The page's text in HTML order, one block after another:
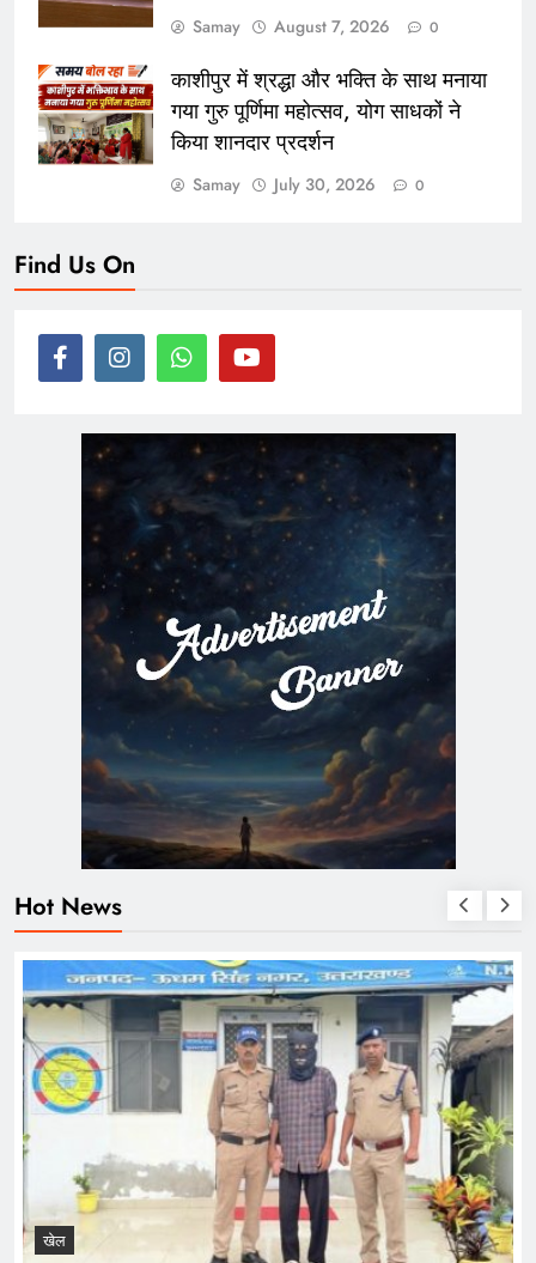
Samay August 7, 2026 0
काशीपुर में श्रद्धा और भक्ति के साथ मनाया
गया गुरु पूर्णिमा महोत्सव, योग साधकों ने
किया शानदार प्रदर्शन
Samay July 30, 2026 0
Find Us On
Hot News
खेल